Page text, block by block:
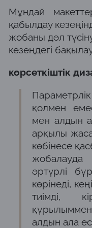
Мұндай
қабылдау
жобаны дәл
кезеңдегі
көрсеткіштік
қолмен
мен алдын
арқылы
көбінесе
әртүрлі
көрінеді,
тиімді,
алдын ала